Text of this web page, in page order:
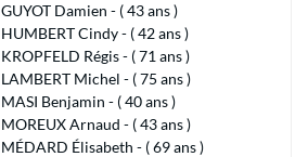
GUYOT Damien - ( 43 ans )
HUMBERT Cindy - ( 42 ans )
KROPFELD Régis - ( 71 ans )
LAMBERT Michel - ( 75 ans )
MASI Benjamin - ( 40 ans )
MOREUX Arnaud - ( 43 ans )
MÉDARD Élisabeth - ( 69 ans )